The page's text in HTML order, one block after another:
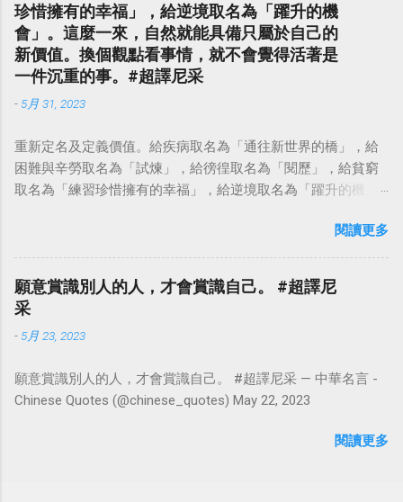
珍惜擁有的幸福」，給逆境取名為「躍升的機
會」。這麼一來，自然就能具備只屬於自己的
新價值。換個觀點看事情，就不會覺得活著是
一件沉重的事。#超譯尼采
- 5月 31, 2023
重新定名及定義價值。給疾病取名為「通往新世界的橋」，給
困難與辛勞取名為「試煉」，給徬徨取名為「閱歷」，給貧窮
取名為「練習珍惜擁有的幸福」，給逆境取名為「躍升的機
點看事情，就不會覺得活著是一件沉重的事。#超譯尼采 — 中
華名言 - Chinese Quotes (@chinese_quotes) May 23, 2023
閱讀更多
願意賞識別人的人，才會賞識自己。 #超譯尼
采
- 5月 23, 2023
願意賞識別人的人，才會賞識自己。 #超譯尼采 — 中華名言 -
Chinese Quotes (@chinese_quotes) May 22, 2023
閱讀更多